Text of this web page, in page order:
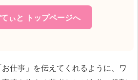
ぃと トップページへ
仕事」を伝えてくれるように、ワ